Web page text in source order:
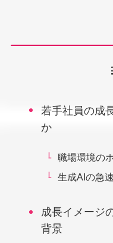
若手社員の成
か
職場環境の
生成AIの急
成長イメージ
背景